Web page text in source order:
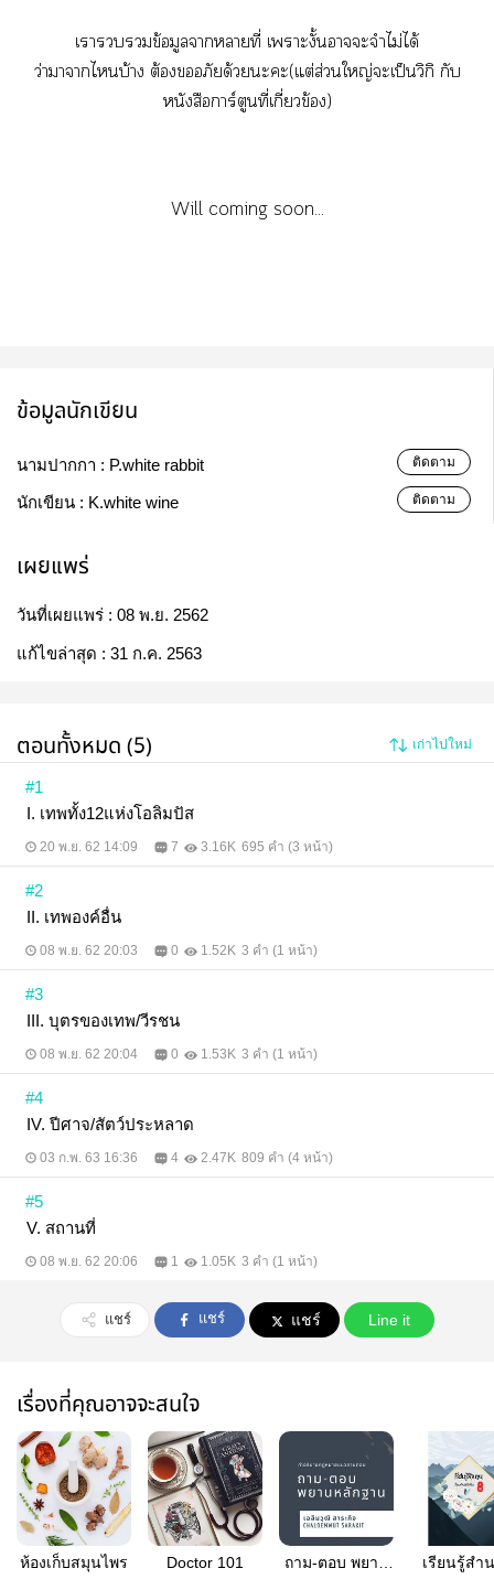
เาข้อมูลาาที่ เาะงั้นาะจำไม่ได้
ว่าาาไบ้าง ต้องอภัยด้วยะะ(แต่ส่วนใหญ่ะเป็นวิกิ กับ
หนังสือการ์ตูนที่เกี่ยวข้อง)
Will coming soon...
ข้อมูลนักเขียน
นามปากกา : P.white rabbit ติดตาม
นักเขียน : K.white wine ติดตาม
เผยแพร่
วันที่เผยแพร่ : 08 พ.ย. 2562
แก้ไขล่าสุด : 31 ก.ค. 2563
ตอนทั้งหมด (5) เก่าไปใหม่
#1
I. เทพทั้ง12แห่งโอลิมปัส
20 พ.ย. 62 14:09 7 3.16K 695 คำ (3 หน้า)
#2
II. เทพองค์อื่น
08 พ.ย. 62 20:03 0 1.52K 3 คำ (1 หน้า)
#3
III. บุตรของเทพ/วีรชน
08 พ.ย. 62 20:04 0 1.53K 3 คำ (1 หน้า)
#4
IV. ปีศาจ/สัตว์ประหลาด
03 ก.พ. 63 16:36 4 2.47K 809 คำ (4 หน้า)
#5
V. สถานที่
08 พ.ย. 62 20:06 1 1.05K 3 คำ (1 หน้า)
แชร์ แชร์ แชร์ Line it
เรื่องที่คุณอาจจะสนใจ
ห้องเก็บสมุนไพร Doctor 101
ถาม-ตอบ พยาน
เรียนรู้สำ